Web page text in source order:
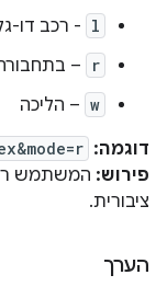
l - רכב דו-
r
–
w – הליכה
דוגמה:
פירוש:
ציבורית.
הערך